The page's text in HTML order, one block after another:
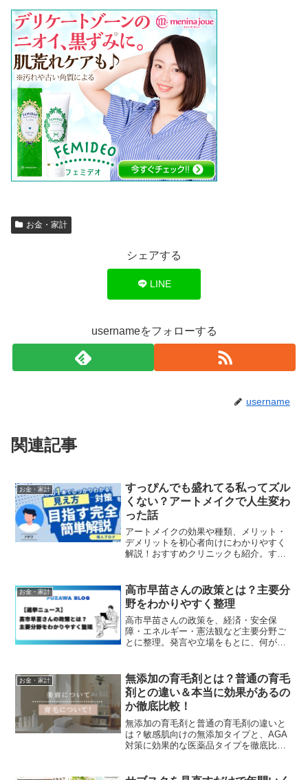
お金・家計
シェアする
LINE
usernameをフォローする
username
関連記事
お金・家計
すっぴんでも盛れてる私ってズル
くない？アートメイクで人生変わ
った話
アートメイクの効果や種類、メリット・
デメリットを初心者向けにわかりやすく
解説！おすすめクリニックも紹介。すっ
お金・家計
高市早苗さんの政策とは？主要分
野をわかりやすく整理
高市早苗さんの政策を、経済・安全保
障・エネルギー・憲法観など主要分野ご
とに整理。発言や立場をもとに、何が争
お金・家計
無添加の育毛剤とは？普通の育毛
剤との違い＆本当に効果があるの
か徹底比較！
無添加の育毛剤と普通の育毛剤の違いと
は？敏感肌向けの無添加タイプと、AGA
対策に効果的な医薬品タイプを徹底比